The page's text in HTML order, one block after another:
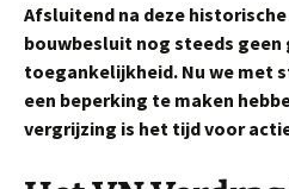
Afsluitend na deze
bouwbesluit nog steeds
toegankelijkheid. Nu we met
een beperking te maken
vergrijzing is het tijd voor